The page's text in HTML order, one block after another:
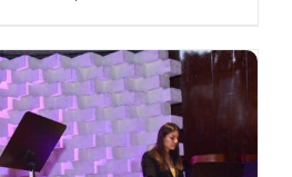
/ DETALLES